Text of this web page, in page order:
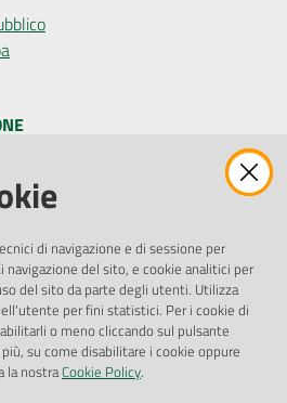
di navigazione e di sessione per
del sito, e cookie analitici per
del sito da parte degli utenti. Utilizza
per fini statistici. Per i cookie di
o meno cliccando sul pulsante
su come disabilitare i cookie oppure
la nostraCookie Policy.